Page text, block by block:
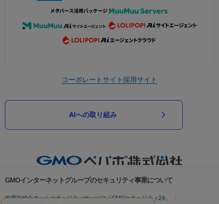
コーポレートサイト採用サイト
AIへの取り組み
GMOインターネットグループのセキュリティ事業について
世界初総合ネットセキュリティサービス「GMOセキュリティ24」